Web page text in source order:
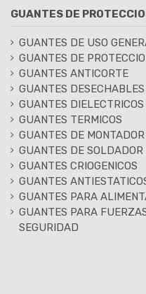
GUANTES DE
GUANTES DE USO
GUANTES DE
GUANTES ANTICORTE
GUANTES DESECHABLES
GUANTES DIELECTRICOS
GUANTES TERMICOS
GUANTES DE MONTADOR
GUANTES DE SOLDADOR
GUANTES CRIOGENICOS
GUANTES
GUANTES PARA
GUANTES PARA
SEGURIDAD